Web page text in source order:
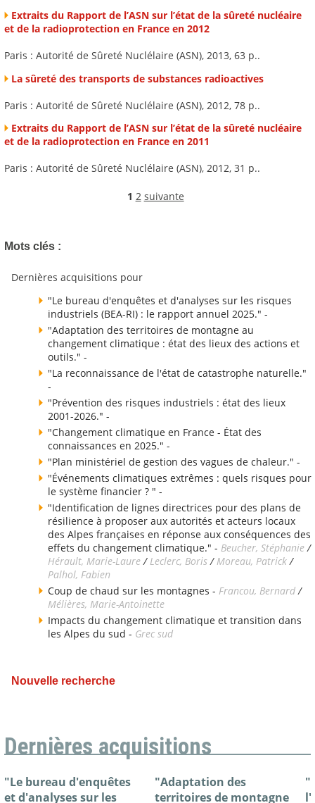
Extraits du Rapport de l’ASN sur l’état de la sûreté nucléaire
et de la radioprotection en France en 2012
Paris : Autorité de Sûreté Nuclélaire (ASN), 2013, 63 p..
La sûreté des transports de substances radioactives
Paris : Autorité de Sûreté Nuclélaire (ASN), 2012, 78 p..
Extraits du Rapport de l’ASN sur l’état de la sûreté nucléaire
et de la radioprotection en France en 2011
Paris : Autorité de Sûreté Nuclélaire (ASN), 2012, 31 p..
1 2 suivante
Mots clés :
Dernières acquisitions pour
"Le bureau d'enquêtes et d'analyses sur les risques
industriels (BEA-RI) : le rapport annuel 2025." -
"Adaptation des territoires de montagne au
changement climatique : état des lieux des actions et
outils." -
"La reconnaissance de l'état de catastrophe naturelle."
-
"Prévention des risques industriels : état des lieux
2001-2026." -
"Changement climatique en France - État des
connaissances en 2025." -
"Plan ministériel de gestion des vagues de chaleur." -
"Événements climatiques extrêmes : quels risques pour
le système financier ? " -
"Identification de lignes directrices pour des plans de
résilience à proposer aux autorités et acteurs locaux
des Alpes françaises en réponse aux conséquences des
effets du changement climatique." - Beucher, Stéphanie/
Hérault, Marie-Laure/ Leclerc, Boris/Moreau, Patrick/
Palhol, Fabien
Coup de chaud sur les montagnes - Francou, Bernard/
Mélières, Marie-Antoinette
Impacts du changement climatique et transition dans
les Alpes du sud - Grec sud
Nouvelle recherche
Dernières acquisitions
"Le bureau d'enquêtes
et d'analyses sur les
"Adaptation des
territoires de montagne